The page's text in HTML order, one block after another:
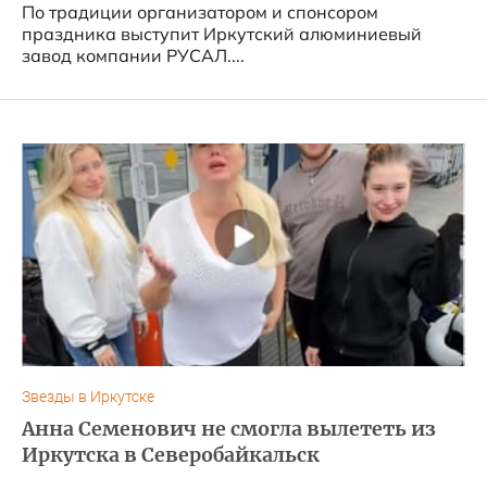
По традиции организатором и спонсором
праздника выступит Иркутский алюминиевый
завод компании РУСАЛ....
Звезды в Иркутске
Анна Семенович не смогла вылететь из
Иркутска в Северобайкальск